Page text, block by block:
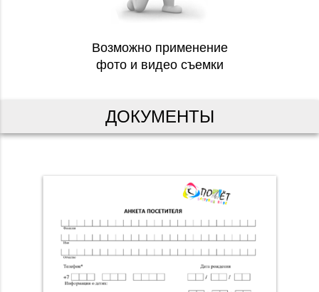
Возможно применение
фото и видео съемки
ДОКУМЕНТЫ